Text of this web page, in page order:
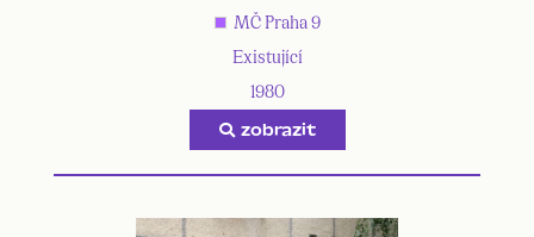
MČ Praha 9
Existující
1980
zobrazit